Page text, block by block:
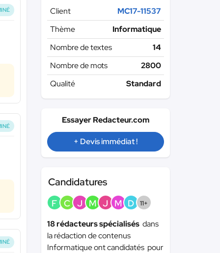
Client
MC17-11537
Thème
Informatique
Nombre de textes
14
Nombre de mots
2800
Qualité
Standard
Essayer Redacteur.com
+ Devis immédiat !
Candidatures
F C J M J M D 11+
18 rédacteurs spécialisés dans
la rédaction de contenus
Informatique ont candidatés pour